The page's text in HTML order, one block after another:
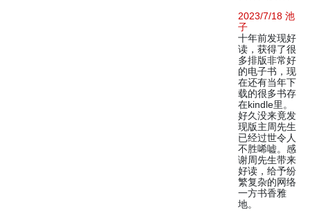
2023/7/18 池
子
十年前发现好
读，获得了很
多排版非常好
的电子书，现
在还有当年下
载的很多书存
在kindle里。
好久没来竟发
现版主周先生
已经过世令人
不胜唏嘘。感
谢周先生带来
好读，给予纷
繁复杂的网络
一方书香雅
地。